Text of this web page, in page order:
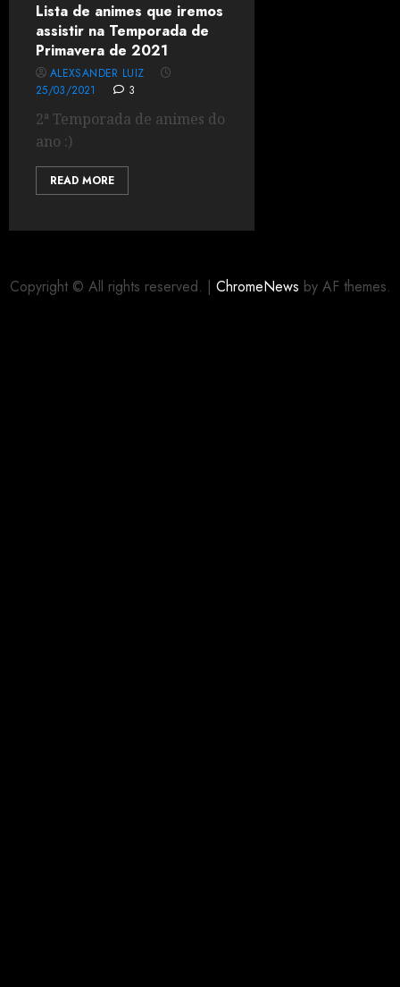
Lista de animes que iremos
assistir na Temporada de
Primavera de 2021
ALEXSANDER LUIZ
25/03/2021
3
2ª Temporada de animes do
ano :)
READ MORE
Copyright © All rights reserved. | ChromeNews by AF themes.